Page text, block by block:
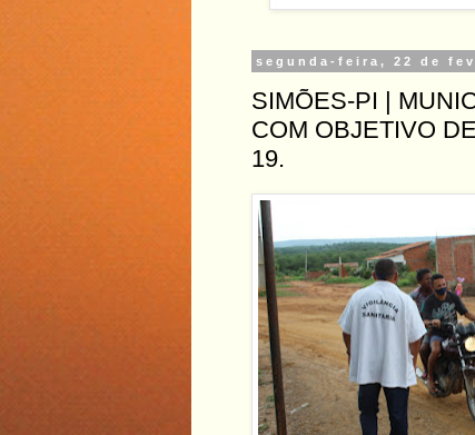
segunda-feira, 22 de
SIMÕES-PI |
COM OBJETIVO
19.